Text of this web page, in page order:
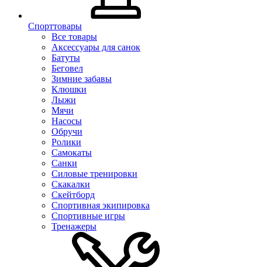
Спорттовары
Все товары
Аксессуары для санок
Батуты
Беговел
Зимние забавы
Клюшки
Лыжи
Мячи
Насосы
Обручи
Ролики
Самокаты
Санки
Силовые тренировки
Скакалки
Скейтборд
Спортивная экипировка
Спортивные игры
Тренажеры